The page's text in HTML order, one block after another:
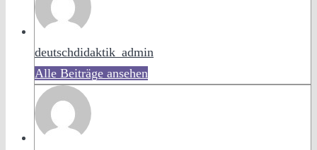
deutschdidaktik_admin
Alle Beiträge ansehen